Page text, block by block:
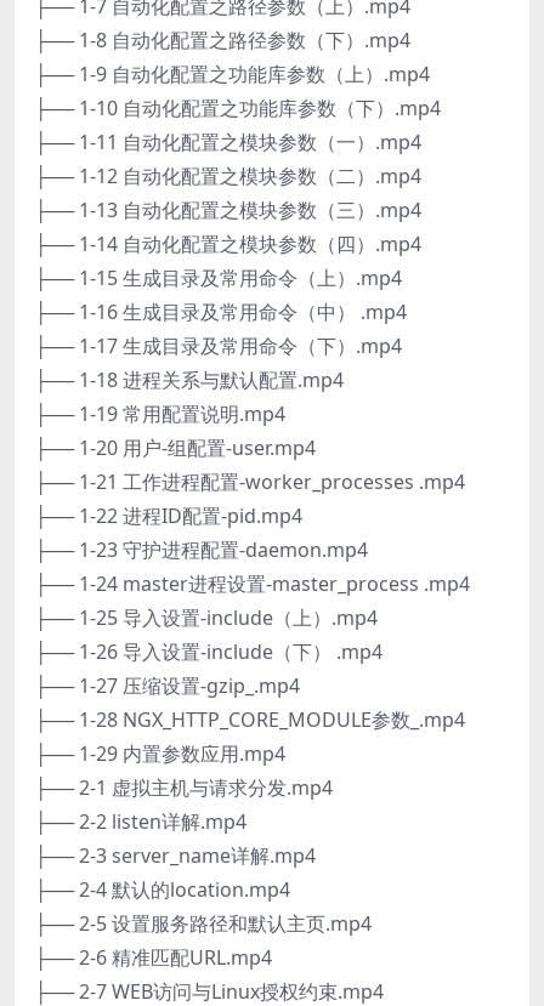
├── 1-7 自动化配置之路径参数（上）.mp4
├── 1-8 自动化配置之路径参数（下）.mp4
├── 1-9 自动化配置之功能库参数（上）.mp4
├── 1-10 自动化配置之功能库参数（下）.mp4
├── 1-11 自动化配置之模块参数（一）.mp4
├── 1-12 自动化配置之模块参数（二）.mp4
├── 1-13 自动化配置之模块参数（三）.mp4
├── 1-14 自动化配置之模块参数（四）.mp4
├── 1-15 生成目录及常用命令（上）.mp4
├── 1-16 生成目录及常用命令（中） .mp4
├── 1-17 生成目录及常用命令（下）.mp4
├── 1-18 进程关系与默认配置.mp4
├── 1-19 常用配置说明.mp4
├── 1-20 用户-组配置-user.mp4
├── 1-21 工作进程配置-worker_processes .mp4
├── 1-22 进程ID配置-pid.mp4
├── 1-23 守护进程配置-daemon.mp4
├── 1-24 master进程设置-master_process .mp4
├── 1-25 导入设置-include（上）.mp4
├── 1-26 导入设置-include（下） .mp4
├── 1-27 压缩设置-gzip_.mp4
├── 1-28 NGX_HTTP_CORE_MODULE参数_.mp4
├── 1-29 内置参数应用.mp4
├── 2-1 虚拟主机与请求分发.mp4
├── 2-2 listen详解.mp4
├── 2-3 server_name详解.mp4
├── 2-4 默认的location.mp4
├── 2-5 设置服务路径和默认主页.mp4
├── 2-6 精准匹配URL.mp4
├── 2-7 WEB访问与Linux授权约束.mp4